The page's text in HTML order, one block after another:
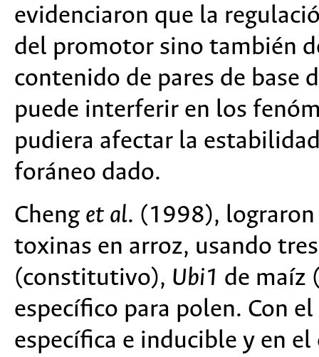
evidenciaron que la
del promotor sino también
contenido de pares de base
puede interferir en los
pudiera afectar la
foráneo dado.
Cheng et al. (1998),
toxinas en arroz, usando
(constitutivo), Ubi1 de
específico para polen. Con
específica e inducible y en